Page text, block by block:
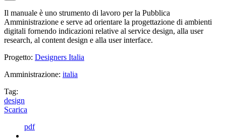
Il manuale è uno strumento di lavoro per la Pubblica
Amministrazione e serve ad orientare la progettazione di ambienti
digitali fornendo indicazioni relative al service design, alla user
research, al content design e alla user interface.
Progetto: Designers Italia
Amministrazione: italia
Tag:
design
Scarica
pdf